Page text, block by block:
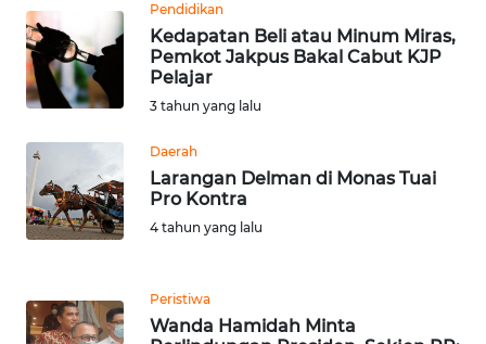
Pendidikan
Kedapatan Beli atau Minum Miras,
Pemkot Jakpus Bakal Cabut KJP
Pelajar
3 tahun yang lalu
Daerah
Larangan Delman di Monas Tuai
Pro Kontra
4 tahun yang lalu
Peristiwa
Wanda Hamidah Minta
INFO
IKLAN
TENTANG
PEDOMAN
MEDIA
SIBER